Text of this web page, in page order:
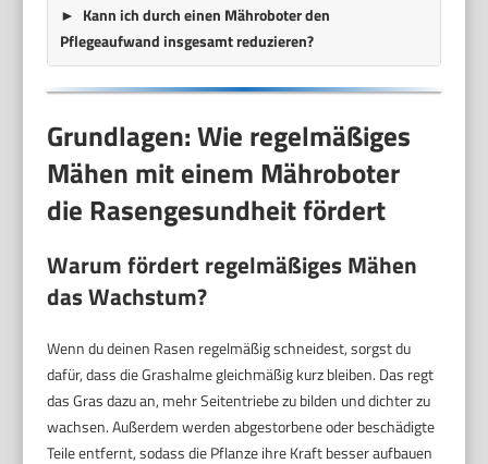
Kann ich durch einen Mähroboter den
Pflegeaufwand insgesamt reduzieren?
Grundlagen: Wie regelmäßiges
Mähen mit einem Mähroboter
die Rasengesundheit fördert
Warum fördert regelmäßiges Mähen
das Wachstum?
Wenn du deinen Rasen regelmäßig schneidest, sorgst du
dafür, dass die Grashalme gleichmäßig kurz bleiben. Das regt
das Gras dazu an, mehr Seitentriebe zu bilden und dichter zu
wachsen. Außerdem werden abgestorbene oder beschädigte
Teile entfernt, sodass die Pflanze ihre Kraft besser aufbauen